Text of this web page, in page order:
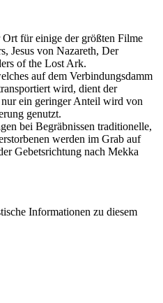
für einige der größten Filme
Jesus von Nazareth, Der
of the Lost Ark.
auf dem Verbindungsdamm
wird, dient der
ein geringer Anteil wird von
genutzt.
bei Begräbnissen traditionelle,
werden im Grab auf
Gebetsrichtung nach Mekka
Informationen zu diesem